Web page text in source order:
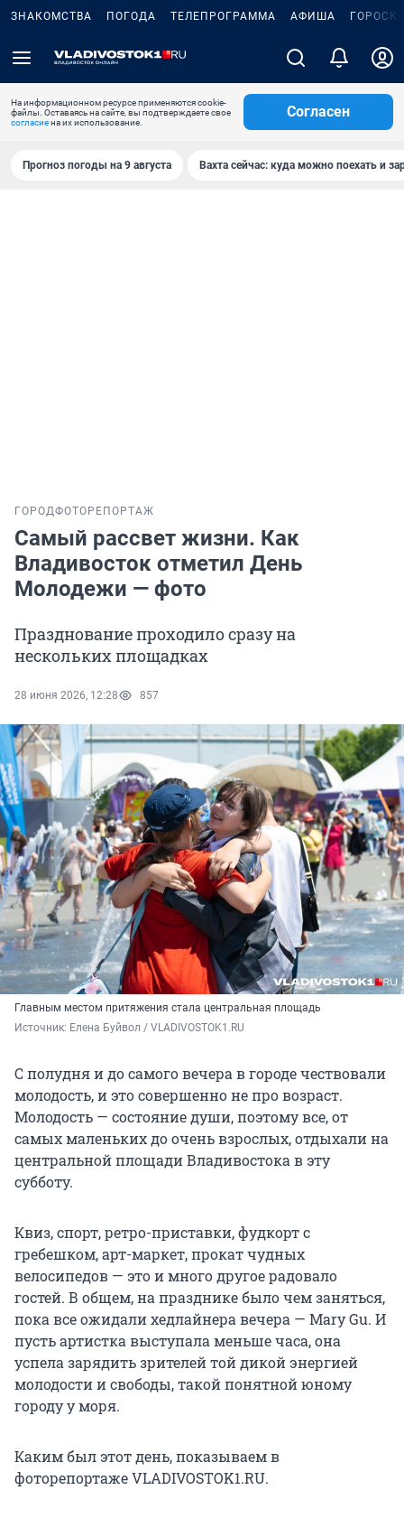
ЗНАКОМСТВА ПОГОДА ТЕЛЕПРОГРАММА АФИША
На информационном ресурсе применяются cookie-
файлы. Оставаясь на сайте, вы подтверждаете свое
согласиена их использование.
Согласен
Прогноз погоды на 9 августа Вахта сейчас: куда можно поехать и
ГОРОДФОТОРЕПОРТАЖ
Самый рассвет жизни. Как
Владивосток отметил День
Молодежи — фото
Празднование проходило сразу на
нескольких площадках
28 июня 2026, 12:28 857
Главным местом притяжения стала центральная площадь
Источник: Елена Буйвол / VLADIVOSTOK1.RU
С полудня и до самого вечера в городе чествовали
молодость, и это совершенно не про возраст.
Молодость — состояние души, поэтому все, от
самых маленьких до очень взрослых, отдыхали на
центральной площади Владивостока в эту
субботу.
Квиз, спорт, ретро-приставки, фудкорт с
гребешком, арт-маркет, прокат чудных
велосипедов — это и много другое радовало
гостей. В общем, на празднике было чем заняться,
пока все ожидали хедлайнера вечера — Mary Gu. И
пусть артистка выступала меньше часа, она
успела зарядить зрителей той дикой энергией
молодости и свободы, такой понятной юному
городу у моря.
Каким был этот день, показываем в
фоторепортаже VLADIVOSTOK1.RU.